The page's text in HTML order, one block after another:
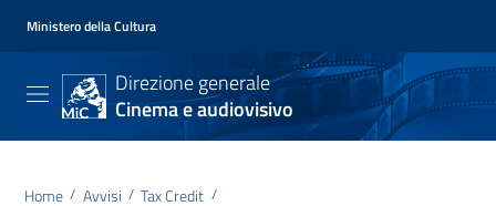
Ministero della Cultura
Direzione generale
Cinema e audiovisivo
Home / Avvisi / Tax Credit /